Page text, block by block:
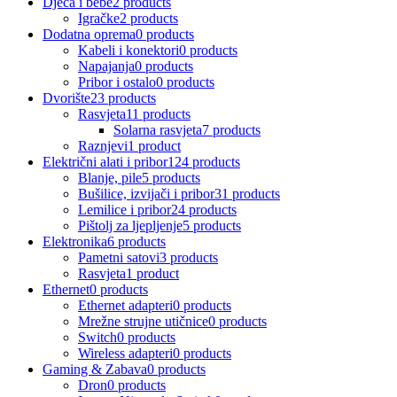
Igračke2 products
Dodatna oprema0 products
Kabeli i konektori0 products
Napajanja0 products
Pribor i ostalo0 products
Dvorište23 products
Rasvjeta11 products
Solarna rasvjeta7 products
Raznjevi1 product
Električni alati i pribor124 products
Blanje, pile5 products
Bušilice, izvijači i pribor31 products
Lemilice i pribor24 products
Pištolj za ljepljenje5 products
Elektronika6 products
Pametni satovi3 products
Rasvjeta1 product
Ethernet0 products
Ethernet adapteri0 products
Mrežne strujne utičnice0 products
Switch0 products
Wireless adapteri0 products
Gaming & Zabava0 products
Dron0 products